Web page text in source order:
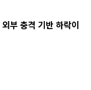
외부 충격 기반 하락이